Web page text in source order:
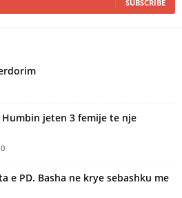
SUBSCRIBE
jeten 3 femije te nje
e PD. Basha ne krye sebashku me